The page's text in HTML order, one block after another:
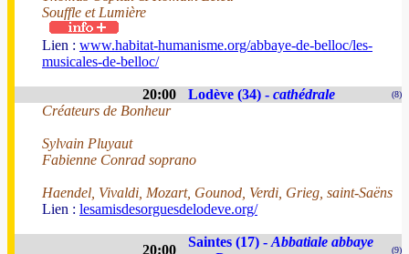
Souffle et Lumière
Lien : www.habitat-humanisme.org/abbaye-de-belloc/les-
musicales-de-belloc/
20:00 Lodève (34) - cathédrale (8)
Créateurs de Bonheur
Sylvain Pluyaut
Fabienne Conrad soprano
Haendel, Vivaldi, Mozart, Gounod, Verdi, Grieg, saint-Saëns
Lien : lesamisdesorguesdelodeve.org/
20:00
Saintes (17) - Abbatiale abbaye
(9)